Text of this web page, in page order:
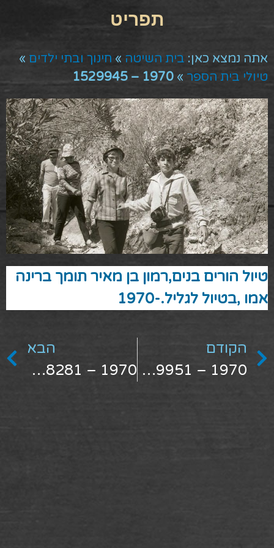
אתה נמצא כאן: בית השיטה » חינוך ובתי ילדים »
טיולי בית הספר »
1970 – 1529945
טיול הורים בנים,רמון בן מאיר תומך ברינה
אמו ,בטיול לגליל.-1970
הקודם
1970 – 1529951
הבא
1970 – 1498281